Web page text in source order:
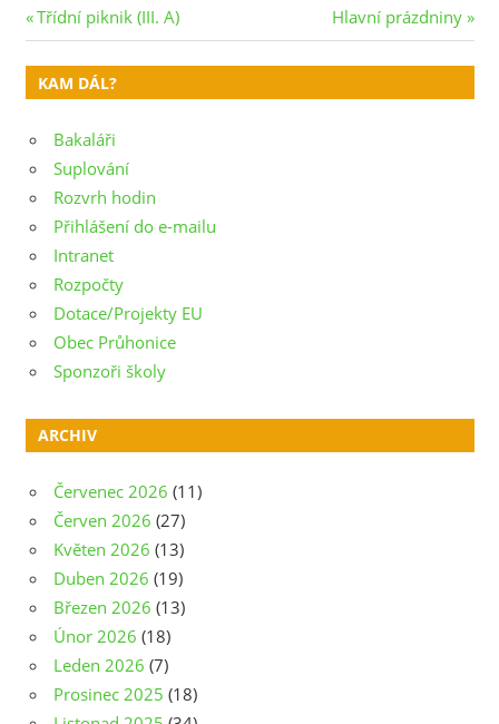
Navigace
pro
příspěvek
Previous
Post:
Třídní piknik (III. A)
Next
Post:
Hlavní prázdniny
KAM DÁL?
Bakaláři
Suplování
Rozvrh hodin
Přihlášení do e-mailu
Intranet
Rozpočty
Dotace/Projekty EU
Obec Průhonice
Sponzoři školy
ARCHIV
Červenec 2026 (11)
Červen 2026 (27)
Květen 2026 (13)
Duben 2026 (19)
Březen 2026 (13)
Únor 2026 (18)
Leden 2026 (7)
Prosinec 2025 (18)